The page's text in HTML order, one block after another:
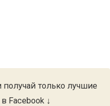
только лучшие
Facebook ↓